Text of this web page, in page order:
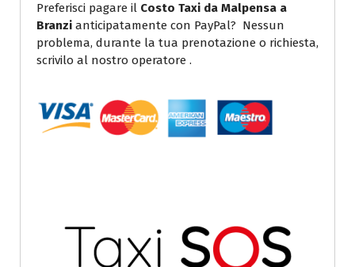
Preferisci pagare il Costo Taxi da Malpensa a
Branzi anticipatamente con PayPal? Nessun
problema, durante la tua prenotazione o richiesta,
scrivilo al nostro operatore .